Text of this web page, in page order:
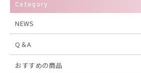
Category
NEWS
Q＆A
おすすめの商品